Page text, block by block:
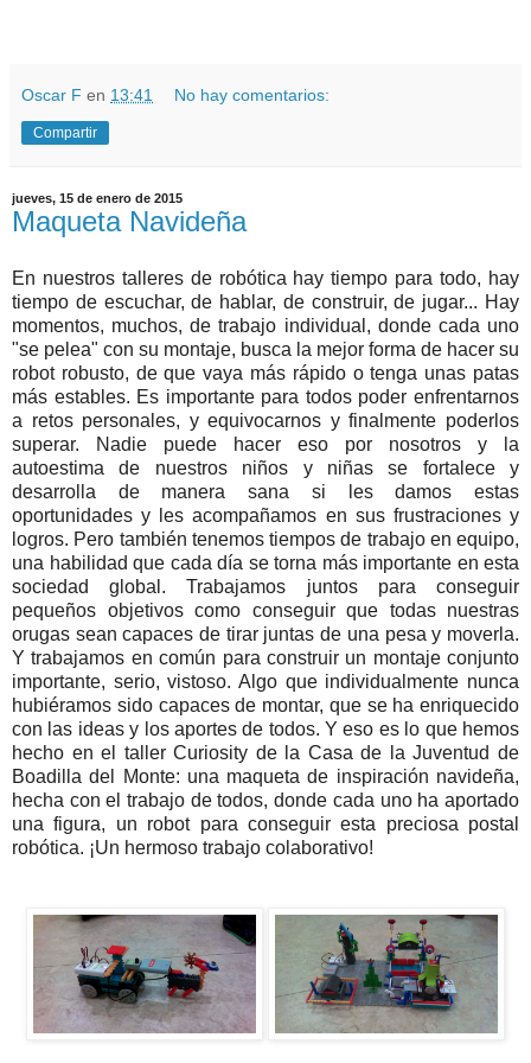
Oscar F en 13:41 No hay comentarios:
Compartir
jueves, 15 de enero de 2015
Maqueta Navideña
En nuestros talleres de robótica hay tiempo para todo, hay
tiempo de escuchar, de hablar, de construir, de jugar... Hay
momentos, muchos, de trabajo individual, donde cada uno
"se pelea" con su montaje, busca la mejor forma de hacer su
robot robusto, de que vaya más rápido o tenga unas patas
más estables. Es importante para todos poder enfrentarnos
a retos personales, y equivocarnos y finalmente poderlos
superar. Nadie puede hacer eso por nosotros y la
autoestima de nuestros niños y niñas se fortalece y
desarrolla de manera sana si les damos estas
oportunidades y les acompañamos en sus frustraciones y
logros. Pero también tenemos tiempos de trabajo en equipo,
una habilidad que cada día se torna más importante en esta
sociedad global. Trabajamos juntos para conseguir
pequeños objetivos como conseguir que todas nuestras
orugas sean capaces de tirar juntas de una pesa y moverla.
Y trabajamos en común para construir un montaje conjunto
importante, serio, vistoso. Algo que individualmente nunca
hubiéramos sido capaces de montar, que se ha enriquecido
con las ideas y los aportes de todos. Y eso es lo que hemos
hecho en el taller Curiosity de la Casa de la Juventud de
Boadilla del Monte: una maqueta de inspiración navideña,
hecha con el trabajo de todos, donde cada uno ha aportado
una figura, un robot para conseguir esta preciosa postal
robótica. ¡Un hermoso trabajo colaborativo!